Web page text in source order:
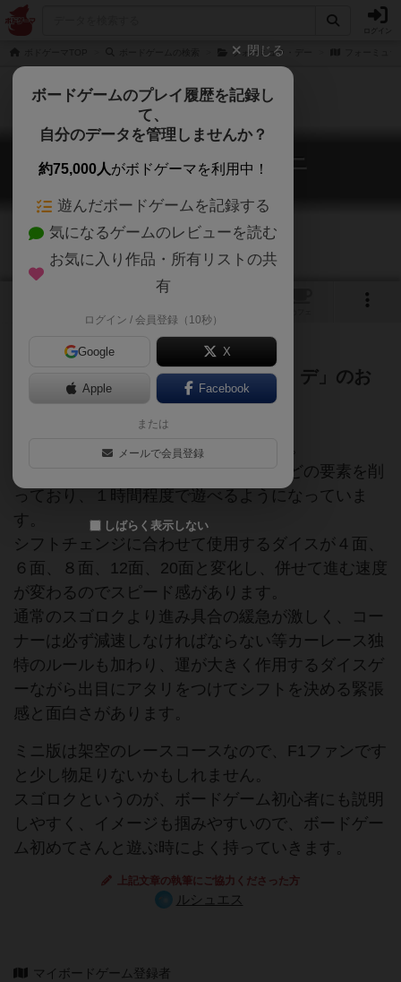
フォーミュラ・デー
フォーミュラ・デー：ミニ
Formula Dé Mini
名作レースゲーム「フォーミュラ・デ」のお
手軽版
F1をテーマにしたスゴロクレースです。
フォーミュラ・デーの簡易版で天候などの要素を削
っており、１時間程度で遊べるようになっていま
す。
シフトチェンジに合わせて使用するダイスが４面、
６面、８面、12面、20面と変化し、併せて進む速度
が変わるのでスピード感があります。
通常のスゴロクより進み具合の緩急が激しく、コー
ナーは必ず減速しなければならない等カーレース独
特のルールも加わり、運が大きく作用するダイスゲ
ーながら出目にアタリをつけてシフトを決める緊張
感と面白さがあります。
ミニ版は架空のレースコースなので、F1ファンです
と少し物足りないかもしれません。
スゴロクというのが、ボードゲーム初心者にも説明
しやすく、イメージも掴みやすいので、ボードゲー
ム初めてさんと遊ぶ時によく持っていきます。
上記文章の執筆にご協力くださった方
ルシュエス
マイボードゲーム登録者
閉じる
ボードゲームのプレイ履歴を記録し
て、
自分のデータを管理しませんか？
約75,000人がボドゲーマを利用中！
遊んだボードゲームを記録する
気になるゲームのレビューを読む
お気に入り作品・所有リストの共
有
ログイン / 会員登録（10秒）
Google X
Apple Facebook
または
メールで会員登録
しばらく表示しない